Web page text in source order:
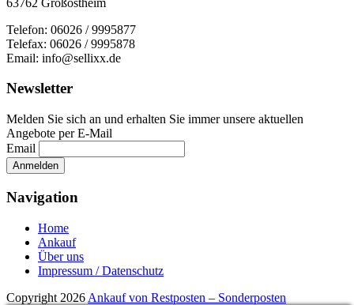
Telefon: 06026 / 9995877
Telefax: 06026 / 9995878
Email: info@sellixx.de
Newsletter
Melden Sie sich an und erhalten Sie immer unsere aktuellen
Angebote per E-Mail
Email
Navigation
Home
Ankauf
Über uns
Impressum / Datenschutz
Copyright 2026 Ankauf von Restposten – Sonderposten